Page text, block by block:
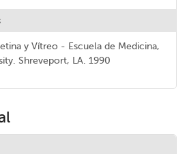
y Vítreo - Escuela de Medicina,
Shreveport, LA. 1990